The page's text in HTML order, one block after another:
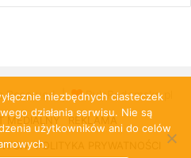
Reserved | PulsRadomska.pl
MEDIALNY
REKLAMA
POLITYKA PRYWATNOŚCI
niezbędnych ciasteczek
działania serwisu. Nie są
użytkowników ani do celów